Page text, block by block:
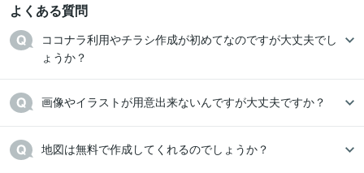
よくある質問
ココナラ利用やチラシ作成が初めてなのですが大丈夫でし
ょうか？
画像やイラストが用意出来ないんですが大丈夫ですか？
地図は無料で作成してくれるのでしょうか？